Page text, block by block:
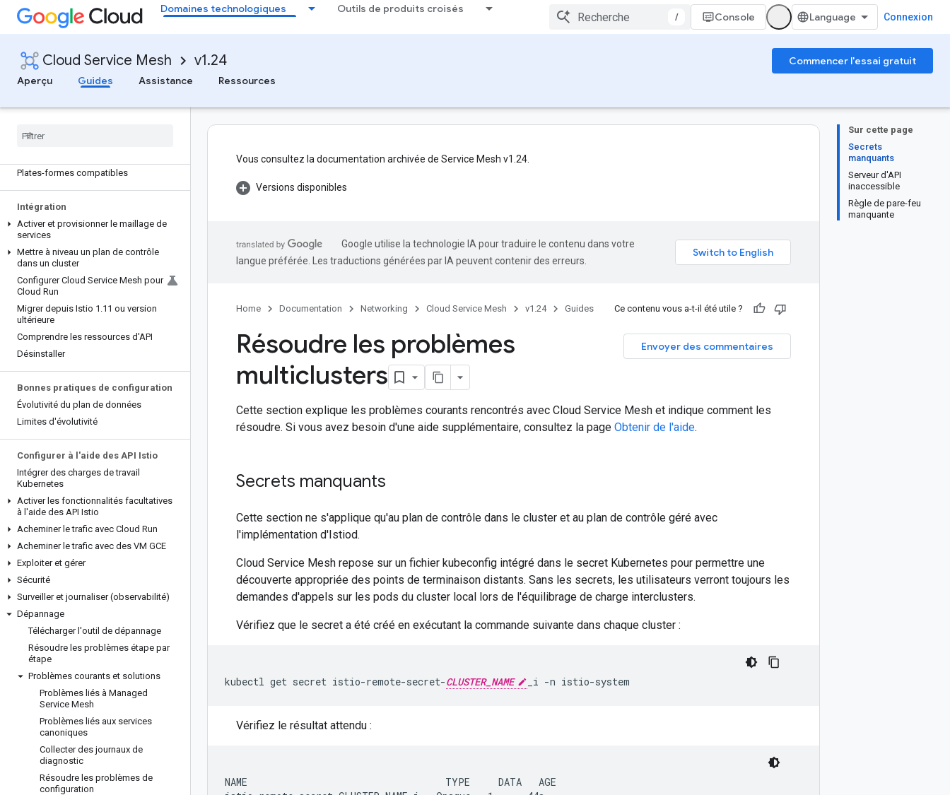
Domaines technologiques Outils de produits croisés
/ Console Connexion
Cloud Service Mesh v1.24
Commencer l'essai gratuit
Aperçu
Guides Assistance Ressources
Aperçu
existants
Plates-formes compatibles
Intégration
Activer et provisionner le maillage de
services
Mettre à niveau un plan de contrôle
dans un cluster
Configurer Cloud Service Mesh pour
Cloud Run
Migrer depuis Istio 1 .11 ou version
ultérieure
Comprendre les ressources d'API
Désinstaller
Bonnes pratiques de configuration
Évolutivité du plan de données
Limites d'évolutivité
Configurer à l'aide des API Istio
Intégrer des charges de travail
Kubernetes
Activer les fonctionnalités facultatives
à l'aide des API Istio
Acheminer le trafic avec Cloud Run
Acheminer le trafic avec des VM GCE
Exploiter et gérer
Sécurité
Surveiller et journaliser (observabilité)
Dépannage
Télécharger l'outil de dépannage
Résoudre les problèmes étape par
étape
Problèmes courants et solutions
Problèmes liés à Managed
Service Mesh
Problèmes liés aux services
canoniques
Collecter des journaux de
diagnostic
Résoudre les problèmes de
configuration
Sur cette page
Secrets
manquants
Serveur d'API
inaccessible
Règle de pare-feu
manquante
Vous consultez la documentation archivée de Service Mesh v1.24.
Versions disponibles
Google utilise la technologie IA pour traduire le contenu dans votre
langue préférée. Les traductions générées par IA peuvent contenir des erreurs.
Home Documentation Networking Cloud Service Mesh v1.24 Guides Ce contenu vous a-t-il été utile ?
Envoyer des commentaires
Résoudre les problèmes
multiclusters
Cette section explique les problèmes courants rencontrés avec Cloud Service Mesh et indique comment les
résoudre. Si vous avez besoin d'une aide supplémentaire, consultez la page Obtenir de l'aide.
Secrets manquants
Cette section ne s'applique qu'au plan de contrôle dans le cluster et au plan de contrôle géré avec
l'implémentation d'Istiod.
Cloud Service Mesh repose sur un fichier kubeconfig intégré dans le secret Kubernetes pour permettre une
découverte appropriée des points de terminaison distants. Sans les secrets, les utilisateurs verront toujours les
demandes d'appels sur les pods du cluster local lors de l'équilibrage de charge interclusters.
Vérifiez que le secret a été créé en exécutant la commande suivante dans chaque cluster :
kubectl get secret istio-remote-secret-CLUSTER_NAME _i -n
Vérifiez le résultat attendu :
NAME                                   TYPE     DATA   AGE